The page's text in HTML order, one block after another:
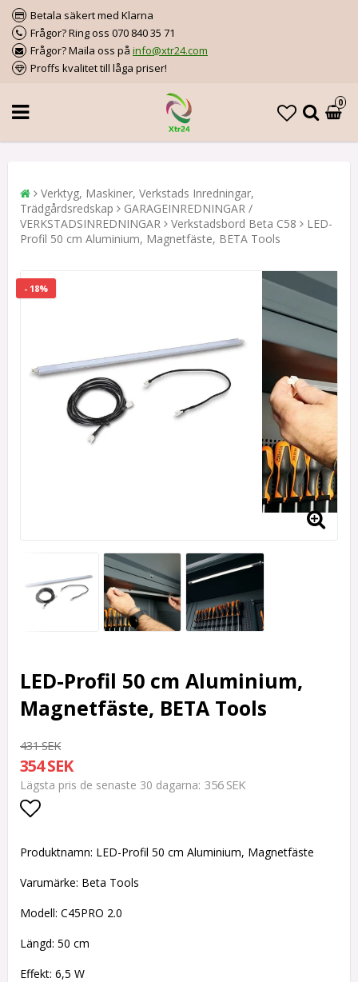
Betala säkert med Klarna
Frågor? Ring oss 070 840 35 71
Frågor? Maila oss på info@xtr24.com
Proffs kvalitet till låga priser!
0
Verktyg, Maskiner, Verkstads Inredningar,
Trädgårdsredskap
GARAGEINREDNINGAR /
VERKSTADSINREDNINGAR
Verkstadsbord Beta C58
LED-
Profil 50 cm Aluminium, Magnetfäste, BETA Tools
- 18%
LED-Profil 50 cm Aluminium,
Magnetfäste, BETA Tools
431 SEK
354 SEK
Lägsta pris de senaste 30 dagarna 356 SEK
Produktnamn: LED-Profil 50 cm Aluminium, Magnetfäste
Varumärke: Beta Tools
Modell: C45PRO 2.0
Längd: 50 cm
Effekt: 6,5 W